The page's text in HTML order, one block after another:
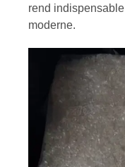
rend
moderne.